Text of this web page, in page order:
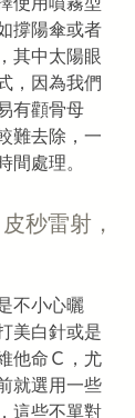
使用噴霧型
撐陽傘或者
其中太陽眼
，因為我們
有顴骨母
難去除，一
間處理。
秒雷射，
不小心曬
美白針或是
他命Ｃ，尤
就選用一些
這些不單對